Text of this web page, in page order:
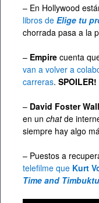
– En Hollywood
libros de Elige tu
chorrada pasa a la
– Empire cuenta
van a volver a
carreras. SPOILER!
– David Foster
en un chatde
siempre hay algo
– Puestos a
telefilme que Kurt
Time and Timbuktu